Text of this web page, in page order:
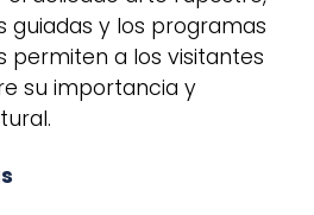
guiadas y los programas
permiten a los visitantes
su importancia y